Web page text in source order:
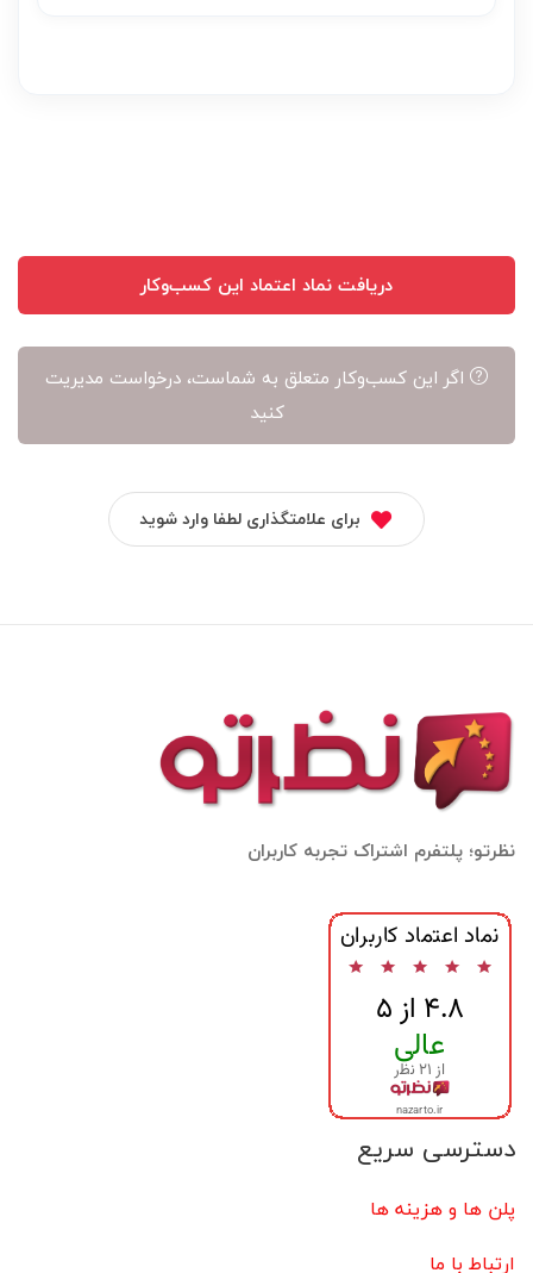
دریافت نماد اعتماد این کسب‌وکار
اگر این کسب‌وکار متعلق به شماست، درخواست مدیریت
کنید
برای علامتگذاری لطفا وارد شوید
نظرتو؛ پلتفرم اشتراک تجربه کاربران
دسترسی سریع
پلن ها و هزینه ها
ارتباط با ما